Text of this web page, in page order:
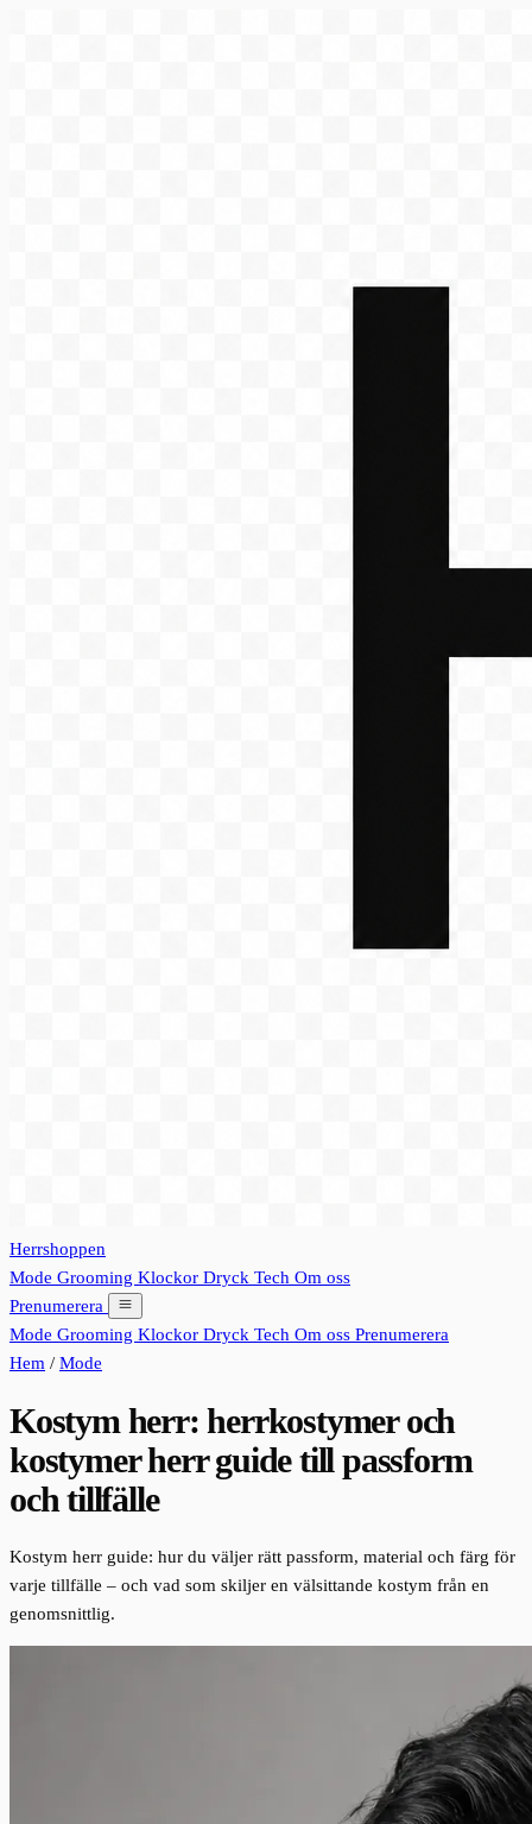
Herrshoppen
Mode Grooming Klockor Dryck Tech Om oss
Prenumerera
Mode Grooming Klockor Dryck Tech Om oss Prenumerera
Hem / Mode
Kostym herr: herrkostymer och
kostymer herr guide till passform
och tillfälle
Kostym herr guide: hur du väljer rätt passform, material och färg för
varje tillfälle – och vad som skiljer en välsittande kostym från en
genomsnittlig.